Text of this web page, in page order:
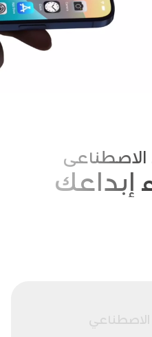
الاصطناعي
إبداعك
الاصطناعي